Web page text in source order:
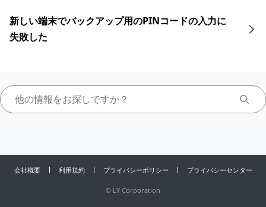
新しい端末でバックアップ用のPINコードの入力に
失敗した
会社概要 利用規約 プライバシーポリシー プライバシーセンター
© LY Corporation